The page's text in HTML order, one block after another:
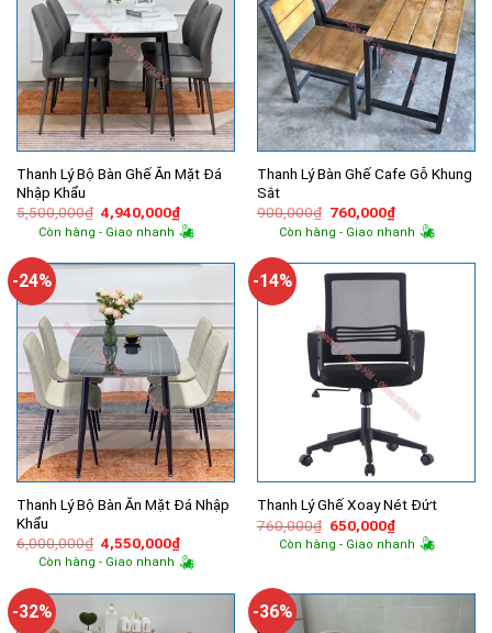
Thanh Lý Bộ Bàn Ghế Ăn Mặt Đá
Nhập Khẩu
5,500,000₫ Giá
gốc
là:
4,940,000₫Giá
hiện
tại
4,940,000₫.
Còn hàng - Giao nhanh
Thanh Lý Bàn Ghế Cafe Gỗ Khung
Sắt
900,000₫ Giá
gốc
là:
760,000₫Giá
hiện
tại
760,000₫.
Còn hàng - Giao nhanh
-24%
Thanh Lý Bộ Bàn Ăn Mặt Đá Nhập
Khẩu
6,000,000₫ Giá
gốc
là:
4,550,000₫Giá
hiện
tại
4,550,000₫.
Còn hàng - Giao nhanh
-14%
Thanh Lý Ghế Xoay Nét Đứt
760,000₫ Giá
gốc
là:
650,000₫Giá
hiện
tại
Còn hàng - Giao nhanh
-32% -36%